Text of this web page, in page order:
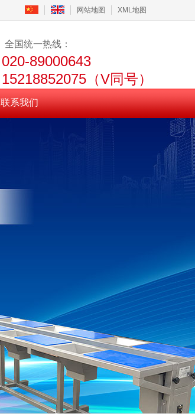
网站地图 XML地图
全国统一热线：
020-89000643
15218852075（V同号）
联系我们